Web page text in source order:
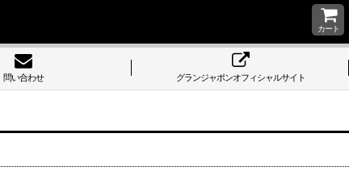
カート
問い合わせ グランジャポンオフィシャルサイト